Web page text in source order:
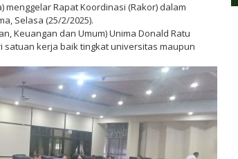
menggelar Rapat Koordinasi (Rakor) dalam
Selasa (25/2/2025).
Keuangan dan Umum) Unima Donald Ratu
satuan kerja baik tingkat universitas maupun